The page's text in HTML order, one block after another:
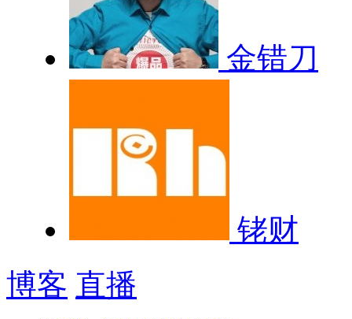
金错刀
铑财
博客 直播